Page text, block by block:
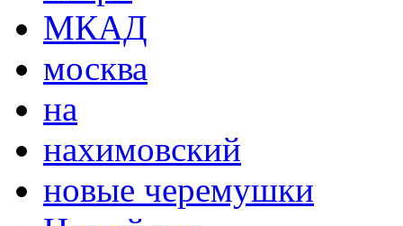
МКАД
москва
на
нахимовский
новые черемушки